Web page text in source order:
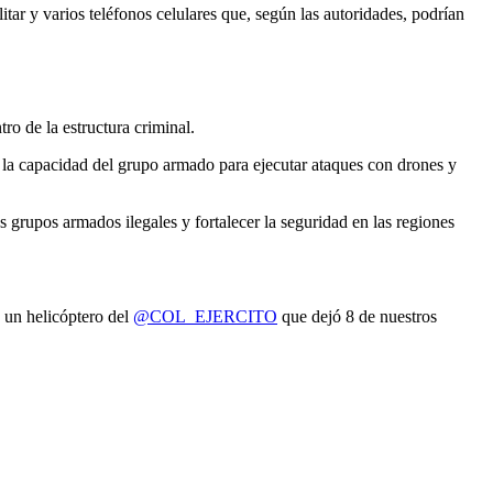
y varios teléfonos celulares que, según las autoridades, podrían
de la estructura criminal.
capacidad del grupo armado para ejecutar ataques con drones y
armados ilegales y fortalecer la seguridad en las regiones
helicóptero del @COL_EJERCITO que dejó 8 de nuestros